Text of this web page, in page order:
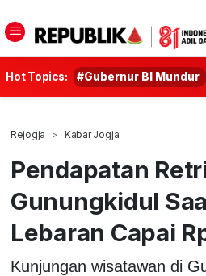
Hot Topics: #Gubernur BI Mundur
Rejogja Kabar Jogja
Pendapatan
Gunungkidul
Lebaran Capai
Kunjungan wisatawan di